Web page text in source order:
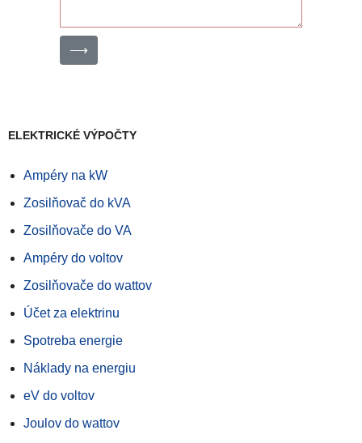
⟶
ELEKTRICKÉ VÝPOČTY
Ampéry na kW
Zosilňovač do kVA
Zosilňovače do VA
Ampéry do voltov
Zosilňovače do wattov
Účet za elektrinu
Spotreba energie
Náklady na energiu
eV do voltov
Joulov do wattov